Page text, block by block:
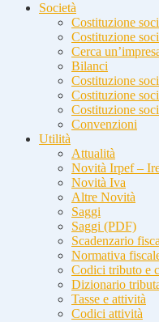
Società
Costituzione
Costituzione
Cerca
Bilanci
Costituzione
Costituzione
Costituzione
Convenzioni
Utilità
Attualità
Novità Irpef –
Novità Iva
Altre Novità
Saggi
Saggi (PDF)
Scadenzario
Normativa
Codici tributo e
Dizionario
Tasse e attività
Codici attività